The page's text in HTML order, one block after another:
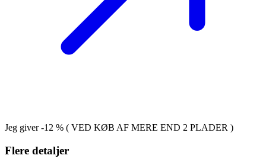
Jeg giver -12 % ( VED KØB AF MERE END 2 PLADER )
Flere detaljer